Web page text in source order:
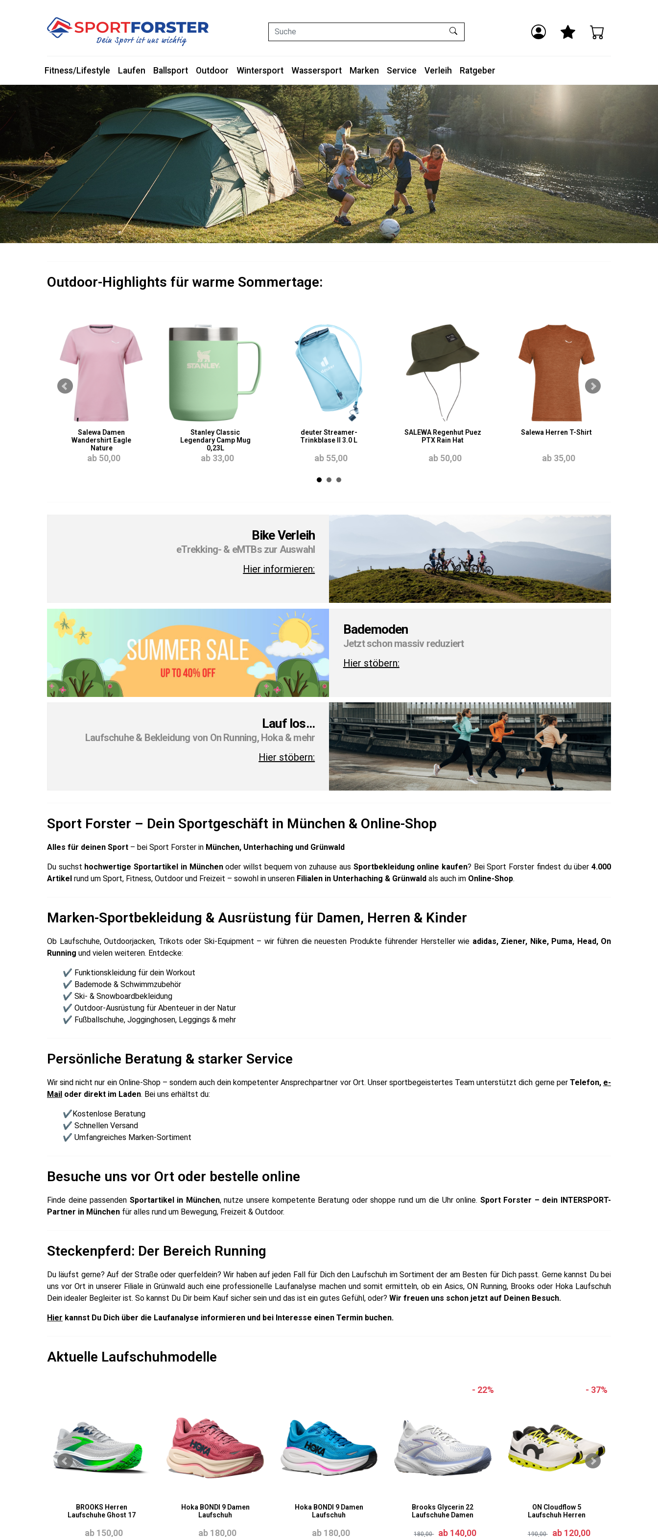
Suche
Fitness/Lifestyle Laufen Ballsport Outdoor Wintersport Wassersport Marken Service Verleih Ratgeber
Outdoor-Highlights für warme Sommertage:
Salewa Damen
Wandershirt Eagle
Nature
ab 50,00
Stanley Classic
Legendary Camp Mug
0,23L
ab 33,00
deuter Streamer-
Trinkblase II 3.0 L
ab 55,00
SALEWA Regenhut Puez
PTX Rain Hat
ab 50,00
Salewa Herren T-Shirt
ab 35,00
Bike Verleih
eTrekking- & eMTBs zur Auswahl
Hier informieren:
Bademoden
Jetzt schon massiv reduziert
Hier stöbern:
Lauf los...
Laufschuhe & Bekleidung von On Running, Hoka & mehr
Hier stöbern:
Sport Forster – Dein Sportgeschäft in München & Online-Shop
Alles für deinen Sport – bei Sport Forster in München, Unterhaching und Grünwald
Du suchst hochwertige Sportartikel in Münchenoder willst bequem von zuhause aus Sportbekleidung online kaufen? Bei Sport Forster findest du über4.000
Artikel rund um Sport, Fitness, Outdoor und Freizeit – sowohl in unseren Filialen in Unterhaching & Grünwald als auch im Online-Shop.
Marken-Sportbekleidung & Ausrüstung für Damen, Herren & Kinder
Ob Laufschuhe, Outdoorjacken, Trikots oder Ski-Equipment – wir führen die neuesten Produkte führender Hersteller wie adidas, Ziener, Nike, Puma, Head, On
Running und vielen weiteren. Entdecke:
✔ Funktionskleidung für dein Workout
✔ Bademode & Schwimmzubehör
✔ Ski- & Snowboardbekleidung
✔ Outdoor-Ausrüstung für Abenteuer in der Natur
✔ Fußballschuhe, Jogginghosen, Leggings & mehr
Persönliche Beratung & starker Service
Wir sind nicht nur ein Online-Shop – sondern auch dein kompetenter Ansprechpartner vor Ort. Unser sportbegeistertes Team unterstützt dich gerne per Telefon, e-
Mail oder direkt im Laden. Bei uns erhältst du:
✔Kostenlose Beratung
✔ Schnellen Versand
✔ Umfangreiches Marken-Sortiment
Besuche uns vor Ort oder bestelle online
Finde deine passenden Sportartikel in München, nutze unsere kompetente Beratung oder shoppe rund um die Uhr online. Sport Forster – dein INTERSPORT-
Partner in München für alles rund um Bewegung, Freizeit & Outdoor.
Steckenpferd: Der Bereich Running
Du läufst gerne? Auf der Straße oder querfeldein? Wir haben auf jeden Fall für Dich den Laufschuh im Sortiment der am Besten für Dich passt. Gerne kannst Du bei
uns vor Ort in unserer Filiale in Grünwald auch eine professionelle Laufanalyse machen und somit ermitteln, ob ein Asics, ON Running, Brooks oder Hoka Laufschuh
Dein idealer Begleiter ist. So kannst Du Dir beim Kauf sicher sein und das ist ein gutes Gefühl, oder? Wir freuen uns schon jetzt auf Deinen Besuch.
Hier kannst Du Dich über die Laufanalyse informieren und bei Interesse einen Termin buchen.
Aktuelle Laufschuhmodelle
BROOKS Herren
Laufschuhe Ghost 17
ab 150,00
Hoka BONDI 9 Damen
Laufschuh
ab 180,00
Hoka BONDI 9 Damen
Laufschuh
ab 180,00
- 22%
Brooks Glycerin 22
Laufschuhe Damen
180,00 ab 140,00
- 37%
ON Cloudflow 5
Laufschuh Herren
190,00 ab 120,00